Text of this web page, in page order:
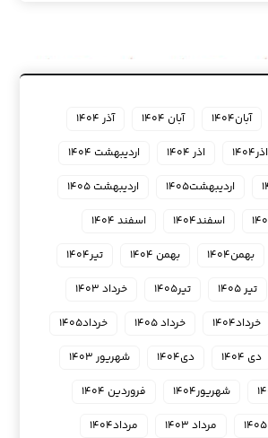
آبان۱۴۰۴ آبان ۱۴۰۴
آذر ۱۴۰۴
اذر۱۴۰۴ اذر ۱۴۰۴
اردیبهشت ۱۴۰۴
اردیبهشت۱۴۰۵
اردیبهشت ۱۴۰۵
اسفند۱۴۰۴
اسفند ۱۴۰۴
بهمن۱۴۰۴ بهمن ۱۴۰۴
تیر۱۴۰۴
تیر ۱۴۰۵ تیر۱۴۰۵
خرداد ۱۴۰۳
خرداد۱۴۰۴ خرداد ۱۴۰۵
خرداد۱۴۰۵
دی ۱۴۰۴ دی۱۴۰۴
شهریور ۱۴۰۳
شهریور۱۴۰۴
فروردین ۱۴۰۴
مرداد ۱۴۰۳
مرداد۱۴۰۴